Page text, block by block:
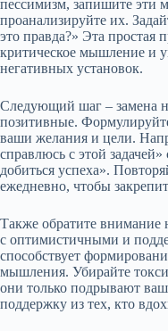
пессимизм, запишите эти
проанализируйте их.
это правда?» Эта простая
критическое мышление и
негативных установок.
Следующий шаг – замена
позитивные.
ваши желания и цели.
справлюсь с этой
добиться успеха».
ежедневно, чтобы
Также обратите
с оптимистичными и
способствует
мышления. Убирайте
они только подрывают
поддержку из тех, кто